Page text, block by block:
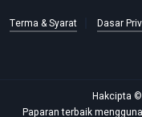
Terma & Syarat Dasar
Hakcipta
Paparan terbaik